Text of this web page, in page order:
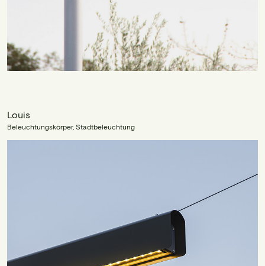
Louis
Beleuchtungskörper, Stadtbeleuchtung